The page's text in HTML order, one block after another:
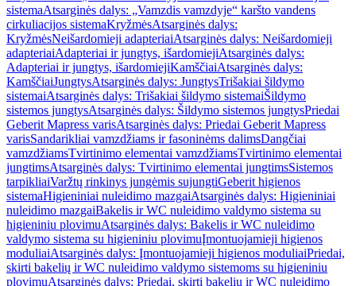
sistemaAtsarginės dalys: „Vamzdis vamzdyje“ karšto vandens
cirkuliacijos sistemaKryžmėsAtsarginės dalys:
KryžmėsNeišardomieji adapteriaiAtsarginės dalys: Neišardomieji
adapteriaiAdapteriai ir jungtys, išardomiejiAtsarginės dalys:
Adapteriai ir jungtys, išardomiejiKamščiaiAtsarginės dalys:
KamščiaiJungtysAtsarginės dalys: JungtysTrišakiai šildymo
sistemaiAtsarginės dalys: Trišakiai šildymo sistemaiŠildymo
sistemos jungtysAtsarginės dalys: Šildymo sistemos jungtysPriedai
Geberit Mapress varisAtsarginės dalys: Priedai Geberit Mapress
varisSandarikliai vamzdžiams ir fasoninėms dalimsDangčiai
vamzdžiamsTvirtinimo elementai vamzdžiamsTvirtinimo elementai
jungtimsAtsarginės dalys: Tvirtinimo elementai jungtimsSistemos
tarpikliaiVaržtų rinkinys jungėmis sujungtiGeberit higienos
sistemaHigieniniai nuleidimo mazgaiAtsarginės dalys: Higieniniai
nuleidimo mazgaiBakelis ir WC nuleidimo valdymo sistema su
higieniniu plovimuAtsarginės dalys: Bakelis ir WC nuleidimo
valdymo sistema su higieniniu plovimuĮmontuojamieji higienos
moduliaiAtsarginės dalys: Įmontuojamieji higienos moduliaiPriedai,
skirti bakelių ir WC nuleidimo valdymo sistemoms su higieniniu
plovimuAtsarginės dalys: Priedai, skirti bakelių ir WC nuleidimo